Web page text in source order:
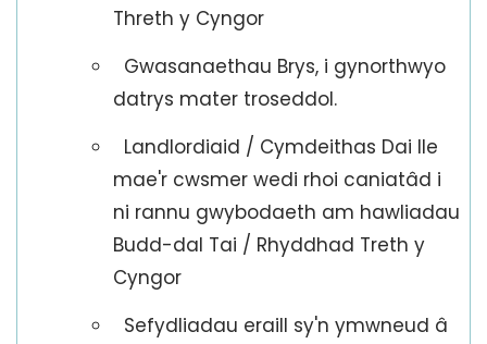
Threth y Cyngor
Gwasanaethau Brys, i gynorthwyo
datrys mater troseddol.
Landlordiaid / Cymdeithas Dai lle
mae'r cwsmer wedi rhoi caniatâd i
ni rannu gwybodaeth am hawliadau
Budd-dal Tai / Rhyddhad Treth y
Cyngor
Sefydliadau eraill sy'n ymwneud â